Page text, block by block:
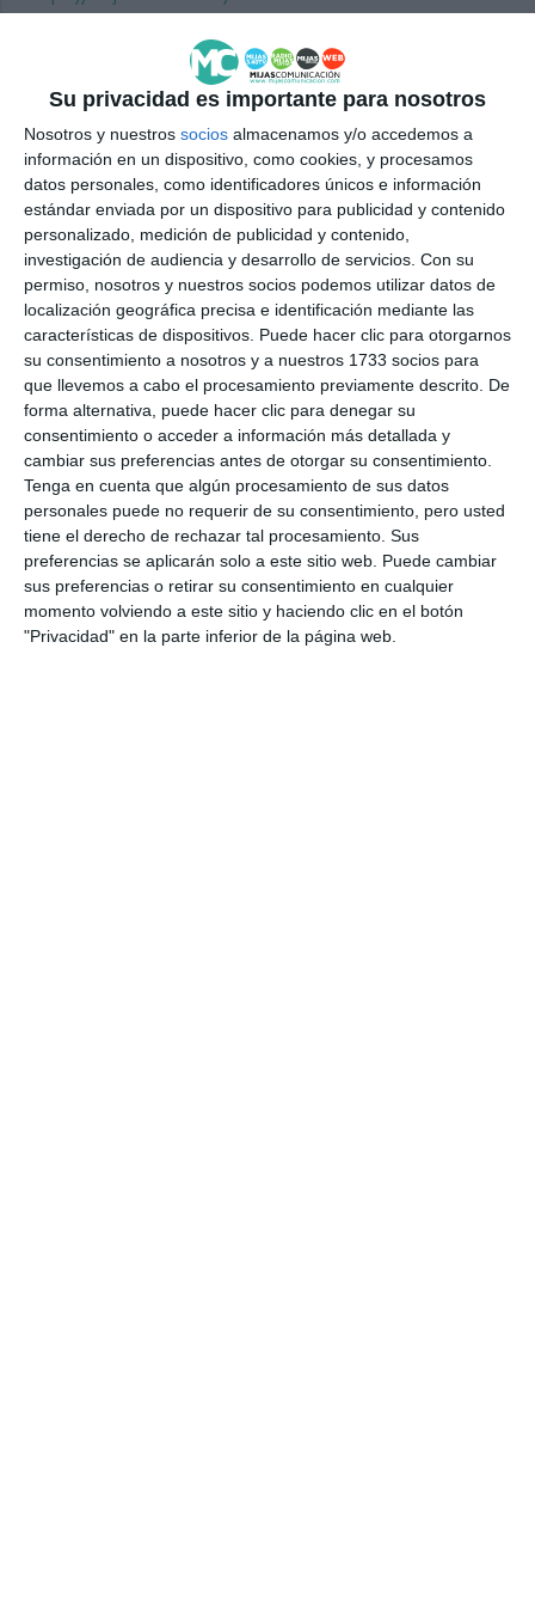
Su privacidad es importante para nosotros
Nosotros y nuestros socios almacenamos y/o accedemos a
información en un dispositivo, como cookies, y procesamos
datos personales, como identificadores únicos e información
estándar enviada por un dispositivo para publicidad y contenido
personalizado, medición de publicidad y contenido,
investigación de audiencia y desarrollo de servicios. Con su
permiso, nosotros y nuestros socios podemos utilizar datos de
localización geográfica precisa e identificación mediante las
características de dispositivos. Puede hacer clic para otorgarnos
su consentimiento a nosotros y a nuestros 1733 socios para
que llevemos a cabo el procesamiento previamente descrito. De
forma alternativa, puede hacer clic para denegar su
consentimiento o acceder a información más detallada y
cambiar sus preferencias antes de otorgar su consentimiento.
Tenga en cuenta que algún procesamiento de sus datos
personales puede no requerir de su consentimiento, pero usted
tiene el derecho de rechazar tal procesamiento. Sus
preferencias se aplicarán solo a este sitio web. Puede cambiar
sus preferencias o retirar su consentimiento en cualquier
momento volviendo a este sitio y haciendo clic en el botón
"Privacidad" en la parte inferior de la página web.
REDES SOCIALES COLECTIVOS